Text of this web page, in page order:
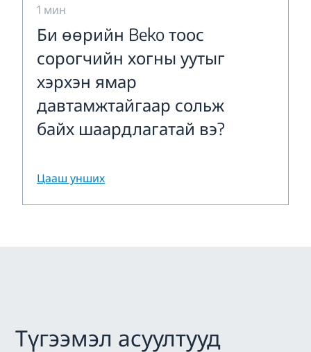
1 мин
Би өөрийн Beko тоос
сорогчийн хогны уутыг
хэрхэн ямар
давтамжтайгаар сольж
байх шаардлагатай вэ?
Цааш унших
Түгээмэл асуултууд